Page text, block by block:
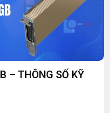
– THÔNG SỐ KỸ